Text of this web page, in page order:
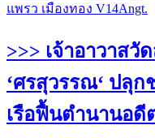
แพรว เมืองทอง V14Angt.
>>> เจ้าอาวาสวั
‘ศรสุวรรณ‘ ปลุ
เรือฟื้นตำนานอดี